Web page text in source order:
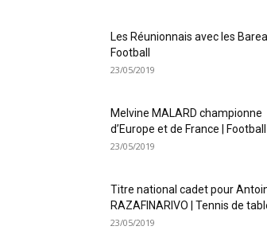
Les Réunionnais avec les Barea |
Football
23/05/2019
Melvine MALARD championne
d’Europe et de France | Football
23/05/2019
Titre national cadet pour
RAZAFINARIVO | Tennis de
23/05/2019